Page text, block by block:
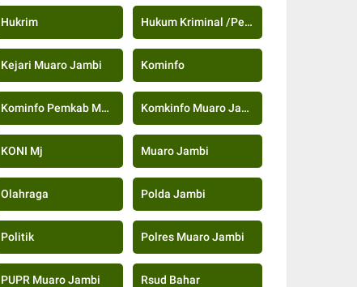
Hukrim Hukum Kriminal /Peristiwa
Kejari Muaro Jambi Kominfo
Kominfo Pemkab Muaro Jambi Komkinfo Muaro Jambi
KONI Mj Muaro Jambi
Olahraga Polda Jambi
Politik Polres Muaro Jambi
PUPR Muaro Jambi Rsud Bahar